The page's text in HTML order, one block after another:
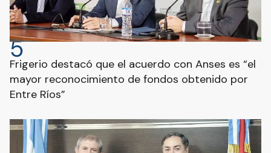
5
Frigerio destacó que el acuerdo con Anses es “el
mayor reconocimiento de fondos obtenido por
Entre Ríos”